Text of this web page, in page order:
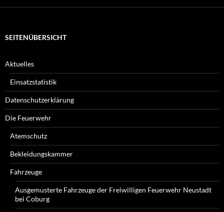
SEITENÜBERSICHT
Aktuelles
Einsatzstatistik
Datenschutzerklärung
Die Feuerwehr
Atemschutz
Bekleidungskammer
Fahrzeuge
Ausgemusterte Fahrzeuge der Freiwilligen Feuerwehr Neustadt
bei Coburg